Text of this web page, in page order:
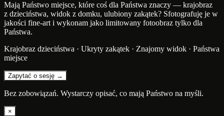
Mają Państwo miejsce, które coś dla Państwa znaczy — krajobraz
z dzieciństwa, widok z domku, ulubiony zakątek? Sfotografuję je w
jakości fine-art i wykonam jako limitowany fotoobraz tylko dla
Państwa.
Krajobraz dzieciństwa · Ukryty zakątek · Znajomy widok · Państwa
miejsce
Zapytać o sesję →
Bez zobowiązań. Wystarczy opisać, co mają Państwo na myśli.
×